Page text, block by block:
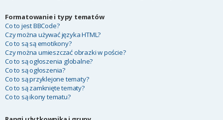
Formatowanie i typy tematów
Co to jest BBCode?
Czy można używać języka HTML?
Co to są są emotikony?
Czy można umieszczać obrazki w poście?
Co to są ogłoszenia globalne?
Co to są ogłoszenia?
Co to są przyklejone tematy?
Co to są zamknięte tematy?
Co to są ikony tematu?